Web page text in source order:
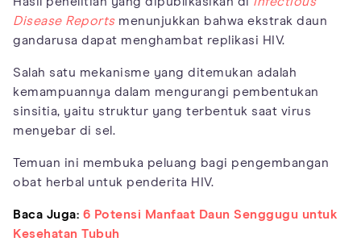
Disease Reportsmenunjukkan bahwa ekstrak daun
gandarusa dapat menghambat replikasi HIV.
Salah satu mekanisme yang ditemukan adalah
kemampuannya dalam mengurangi pembentukan
sinsitia, yaitu struktur yang terbentuk saat virus
menyebar di sel.
Temuan ini membuka peluang bagi pengembangan
obat herbal untuk penderita HIV.
Baca Juga: 6 Potensi Manfaat Daun Senggugu untuk
Kesehatan Tubuh